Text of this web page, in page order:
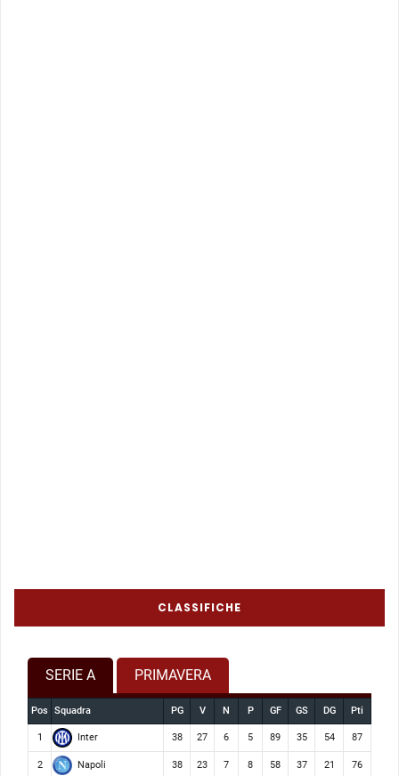
CLASSIFICHE
SERIE A PRIMAVERA
Pos Squadra PG V N P GF GS DG Pti
1 Inter 38 27 6 5 89 35 54 87
2 Napoli 38 23 7 8 58 37 21 76